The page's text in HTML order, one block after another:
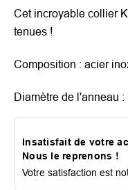
Cet incroyable collier
tenues !
Composition : acier
Diamètre de l'anneau :
Insatisfait de votre
Nous le reprenons !
Votre satisfaction est